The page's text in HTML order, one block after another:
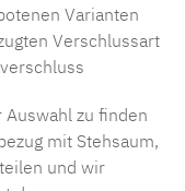
Varianten
Verschlussart
zu finden
mit Stehsaum,
und wir